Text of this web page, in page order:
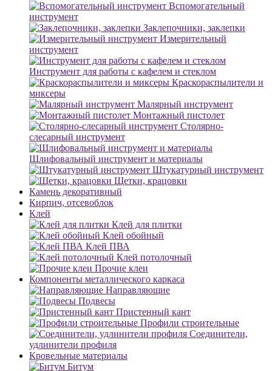
Вспомогательный
инструмент
Заклепочники, заклепки
Измерительный
инструмент
Инструмент для работы с кафелем и стеклом
Краскораспылители и
миксеры
Малярный инструмент
Монтажный пистолет
Столярно-
слесарный инструмент
Шлифовальный инструмент и материалы
Штукатурный инструмент
Щетки, крацовки
Камень декоративный
Кирпич, отсевоблок
Клей
Клей для плитки
Клей обойный
Клей ПВА
Клей потолочный
Прочие клеи
Компоненты металлического каркаса
Направляющие
Подвесы
Пристенный кант
Профили строительные
Соединители,
удлинители профиля
Кровельные материалы
Битум